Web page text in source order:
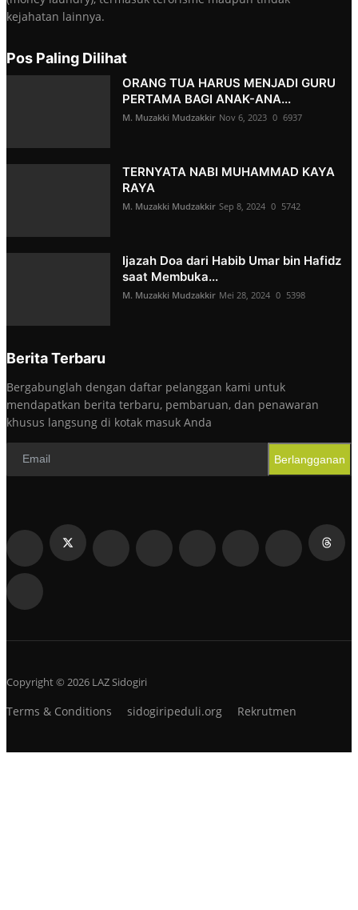
kejahatan lainnya.
Pos Paling Dilihat
ORANG TUA HARUS MENJADI GURU
PERTAMA BAGI ANAK-ANA...
M. Muzakki Mudzakkir Nov 6, 2023 0 6937
TERNYATA NABI MUHAMMAD KAYA
RAYA
M. Muzakki Mudzakkir Sep 8, 2024 0 5742
Ijazah Doa dari Habib Umar bin Hafidz
saat Membuka...
M. Muzakki Mudzakkir Mei 28, 2024 0 5398
Berita Terbaru
Bergabunglah dengan daftar pelanggan kami untuk
mendapatkan berita terbaru, pembaruan, dan penawaran
khusus langsung di kotak masuk Anda
Berlangganan
Copyright © 2026 LAZ Sidogiri
Terms & Conditions sidogiripeduli.org Rekrutmen